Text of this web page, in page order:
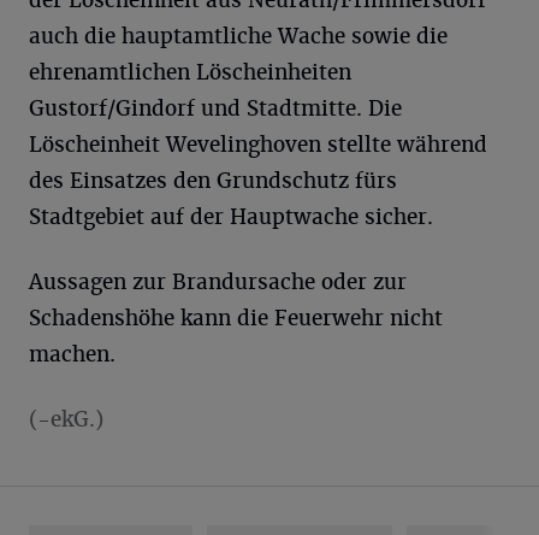
auch die hauptamtliche Wache sowie die
ehrenamtlichen Löscheinheiten
Gustorf/Gindorf und Stadtmitte. Die
Löscheinheit Wevelinghoven stellte während
des Einsatzes den Grundschutz fürs
Stadtgebiet auf der Hauptwache sicher.
Aussagen zur Brandursache oder zur
Schadenshöhe kann die Feuerwehr nicht
machen.
(-ekG.)